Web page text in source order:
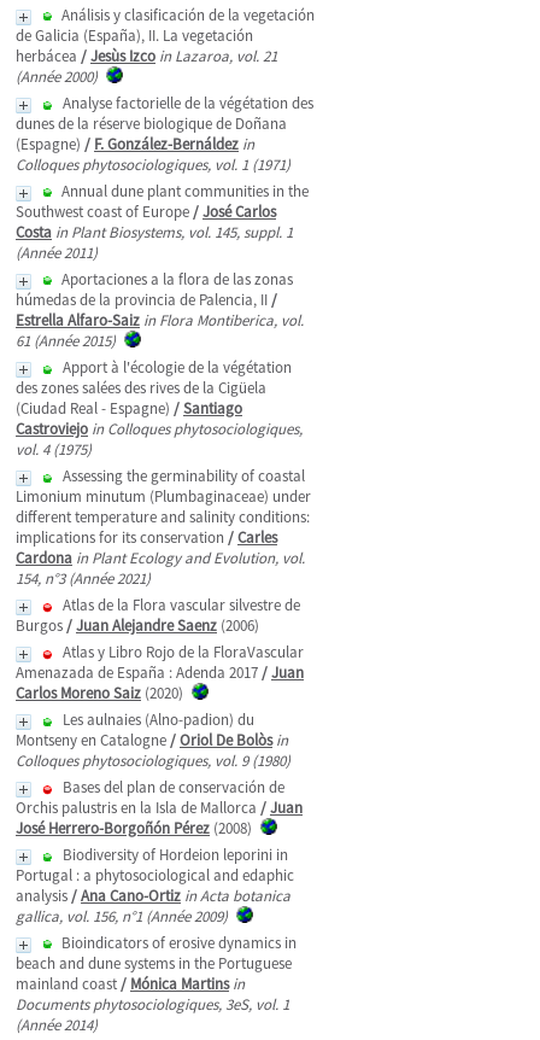
Análisis y clasificación de la vegetación
de Galicia (España), II. La vegetación
herbácea /Jesùs Izco in Lazaroa, vol. 21
(Année 2000)
Analyse factorielle de la végétation des
dunes de la réserve biologique de Doñana
(Espagne) / F. González-Bernáldez in
Colloques phytosociologiques, vol. 1 (1971)
Annual dune plant communities in the
Southwest coast of Europe/José Carlos
Costa in Plant Biosystems, vol. 145, suppl. 1
(Année 2011)
Aportaciones a la flora de las zonas
húmedas de la provincia de Palencia, II/
Estrella Alfaro-Saiz in Flora Montiberica, vol.
61 (Année 2015)
Apport à l'écologie de la végétation
des zones salées des rives de la Cigüela
(Ciudad Real - Espagne) /Santiago
Castroviejo in Colloques phytosociologiques,
vol. 4 (1975)
Assessing the germinability of coastal
Limonium minutum (Plumbaginaceae) under
different temperature and salinity conditions:
implications for its conservation /Carles
Cardona in Plant Ecology and Evolution, vol.
154, n°3 (Année 2021)
Atlas de la Flora vascular silvestre de
Burgos/Juan Alejandre Saenz (2006)
Atlas y Libro Rojo de la FloraVascular
Amenazada de España : Adenda 2017/Juan
Carlos Moreno Saiz (2020)
Les aulnaies (Alno-padion) du
Montseny en Catalogne/Oriol De Bolòs in
Colloques phytosociologiques, vol. 9 (1980)
Bases del plan de conservación de
Orchis palustris en la Isla de Mallorca /Juan
José Herrero-Borgoñón Pérez (2008)
Biodiversity of Hordeion leporini in
Portugal : a phytosociological and edaphic
analysis/Ana Cano-Ortiz in Acta botanica
gallica, vol. 156, n°1 (Année 2009)
Bioindicators of erosive dynamics in
beach and dune systems in the Portuguese
mainland coast/ Mónica Martins in
Documents phytosociologiques, 3eS, vol. 1
(Année 2014)